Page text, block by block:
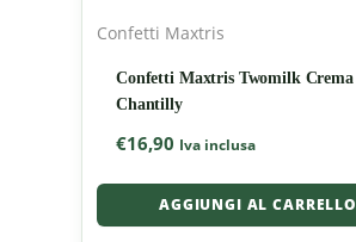
Confetti Maxtris
Confetti Maxtris Twomilk Crema
Chantilly
€16,90 Iva inclusa
AGGIUNGI AL CARRELLO